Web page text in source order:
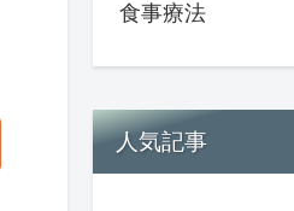
食事療法
人気記事